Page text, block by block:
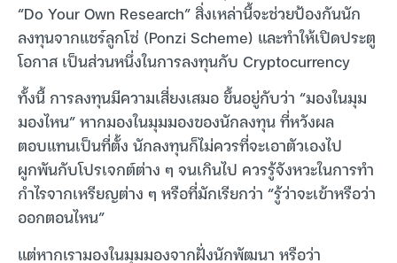
“Do Your Own Research” สิ่งเหล่านี้จะช่วยป้องกันนัก
ลงทุนจากแชร์ลูกโซ่ (Ponzi Scheme) และทำให้เปิดประตู
โอกาส เป็นส่วนหนึ่งในการลงทุนกับ Cryptocurrency
ทั้งนี้ การลงทุนมีความเสี่ยงเสมอ ขึ้นอยู่กับว่า “มองในมุม
มองไหน” หากมองในมุมมองของนักลงทุน ที่หวังผล
ตอบแทนเป็นที่ตั้ง นักลงทุนก็ไม่ควรที่จะเอาตัวเองไป
ผูกพันกับโปรเจกต์ต่าง ๆ จนเกินไป ควรรู้จังหวะในการทำ
กำไรจากเหรียญต่าง ๆ หรือที่มักเรียกว่า “รู้ว่าจะเข้าหรือว่า
ออกตอนไหน”
แต่หากเรามองในมุมมองจากฝั่งนักพัฒนา หรือว่า